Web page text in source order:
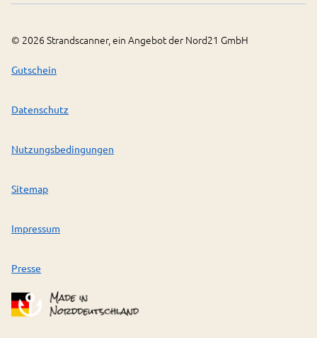
© 2026 Strandscanner, ein Angebot der Nord21 GmbH
Gutschein
Datenschutz
Nutzungsbedingungen
Sitemap
Impressum
Presse